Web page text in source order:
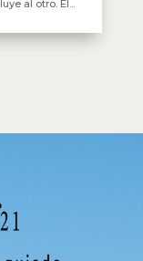
al otro. El...